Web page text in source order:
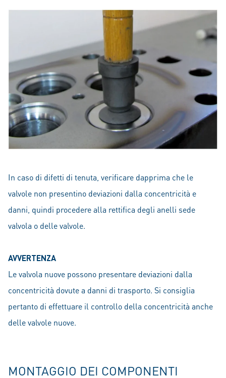
In caso di difetti di tenuta, verificare dapprima che le
valvole non presentino deviazioni dalla concentricità e
danni, quindi procedere alla rettifica degli anelli sede
valvola o delle valvole.
AVVERTENZA
Le valvola nuove possono presentare deviazioni dalla
concentricità dovute a danni di trasporto. Si consiglia
pertanto di effettuare il controllo della concentricità anche
delle valvole nuove.
MONTAGGIO DEI COMPONENTI